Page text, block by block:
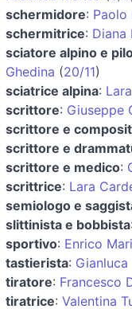
schermidore: Paolo
schermitrice: Diana
sciatore alpino e
Ghedina (20/11)
sciatrice alpina:
scrittore: Giuseppe
scrittore e
scrittore e
scrittore e medico:
scrittrice: Lara
semiologo e
slittinista e bobbista:
sportivo: Enrico
tastierista:
tiratore: Francesco
tiratrice: Valentina